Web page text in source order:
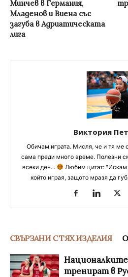
Минчев в Германия,
Младенов и Виена със
загуба в Адриатическата
лига
Виктория
Обичам играта. Мисля, че и тя ме
сама преди много време. Полезни
всеки ден...
Любим цитат: "Искам
който играя, защото мразя да
СВЪРЗАНИ С ТЯХ ИЗДЕЛИЯ
тренират в